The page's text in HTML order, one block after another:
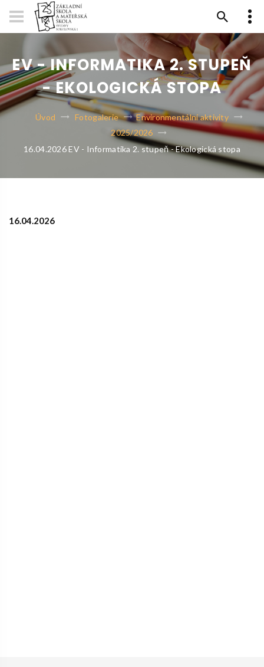
EV - INFORMATIKA 2. STUPEŇ
- EKOLOGICKÁ STOPA
Úvod Fotogalerie
Environmentální aktivity
2025/2026
16.04.2026 EV - Informatika 2. stupeň - Ekologická stopa
16.04.2026